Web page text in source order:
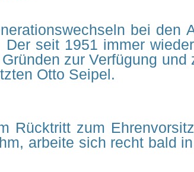
bei den
seit 1951 immer
zur Verfügung
Otto Seipel.
Rücktritt zum
arbeite sich recht bald